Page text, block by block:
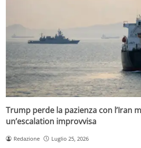
Trump perde la pazienza con l’Iran
un’escalation improvvisa
Redazione Luglio 25, 2026